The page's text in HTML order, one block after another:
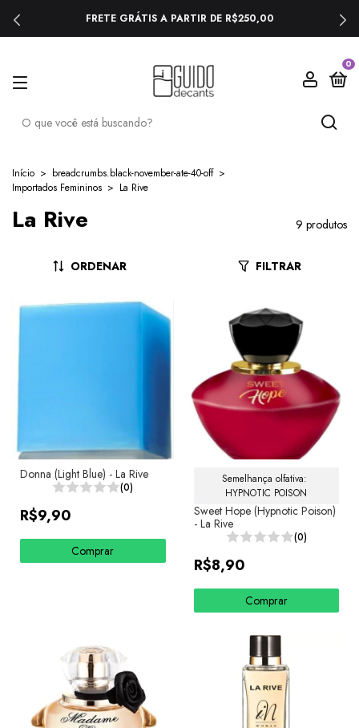
FRETE GRÁTIS A PARTIR DE R$250,00
0
Início > breadcrumbs.black-november-ate-40-off >
Importados Femininos > La Rive
La Rive 9 produtos
ORDENAR FILTRAR
Donna (Light Blue) - La Rive
(0)
R$9,90
Comprar
Semelhança olfativa:
HYPNOTIC POISON
Sweet Hope (Hypnotic Poison)
- La Rive
(0)
R$8,90
Comprar